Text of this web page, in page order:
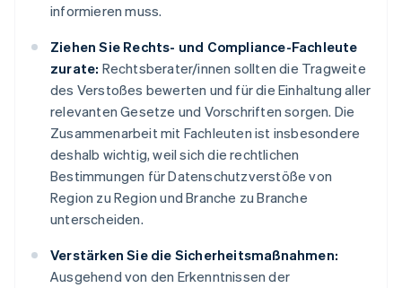
informieren muss.
Ziehen Sie Rechts- und Compliance-Fachleute
zurate: Rechtsberater/innen sollten die Tragweite
des Verstoßes bewerten und für die Einhaltung aller
relevanten Gesetze und Vorschriften sorgen. Die
Zusammenarbeit mit Fachleuten ist insbesondere
deshalb wichtig, weil sich die rechtlichen
Bestimmungen für Datenschutzverstöße von
Region zu Region und Branche zu Branche
unterscheiden.
Verstärken Sie die Sicherheitsmaßnahmen:
Ausgehend von den Erkenntnissen der